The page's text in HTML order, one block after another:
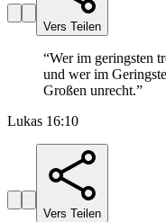
Vers Teilen
“Wer im geringsten
und wer im
Großen unrecht.”
Lukas 16:10
Vers Teilen